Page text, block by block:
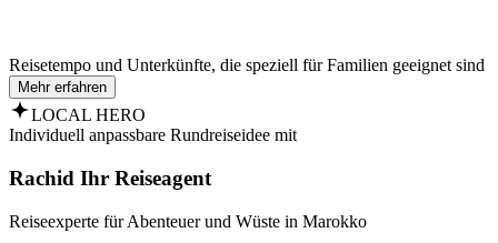
Reisetempo und Unterkünfte, die speziell für Familien geeignet sind
Mehr erfahren
LOCAL HERO
Individuell anpassbare Rundreiseidee mit
Rachid Ihr Reiseagent
Reiseexperte für Abenteuer und Wüste in Marokko